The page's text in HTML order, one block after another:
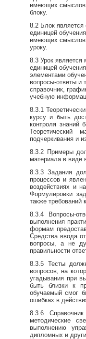
имеющих
блоку.
8.2 Блок является
единицей
имеющих
уроку.
8.3 Урок является
единицей
элементами
вопросы-ответы и
справочник,
учебную
8.3.1
курсу и быть
контроля знаний
Теоретический
подчеркивания и
8.3.2 Примеры
материала в виде
8.3.3 Задания
процессов и
воздействиях и
Формулировки
также
8.3.4 Вопросы-
выполнения
формам
Средства ввода
вопросы, а не
правильности
8.3.5 Тесты
вопросов, на
угадывания при
быть близки к
обучаемый смог
ошибках в
8.3.6
методические
выполнению
дипломных и